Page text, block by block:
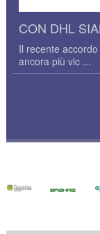
CON DHL
Il recente
ancora più vic ...